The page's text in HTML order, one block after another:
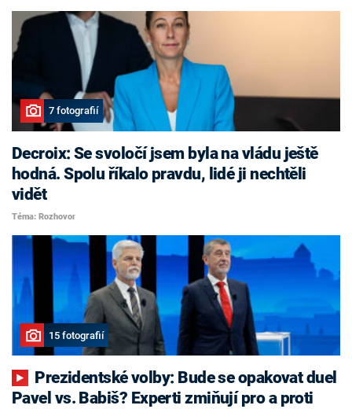
7 fotografií
Decroix: Se svoločí jsem byla na vládu ještě
hodná. Spolu říkalo pravdu, lidé ji nechtěli
vidět
Téma: Rozhovor
15 fotografií
Pavel vs. Babiš? Experti zmiňují pro a proti